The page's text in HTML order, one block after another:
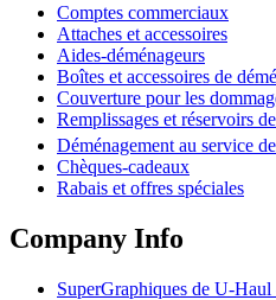
Comptes commerciaux
Attaches et accessoires
Aides-déménageurs
Boîtes et accessoires de
Couverture pour les
Remplissages et réservoirs
Déménagement au service
Chèques-cadeaux
Rabais et offres spéciales
Company Info
SuperGraphiques de U-Haul